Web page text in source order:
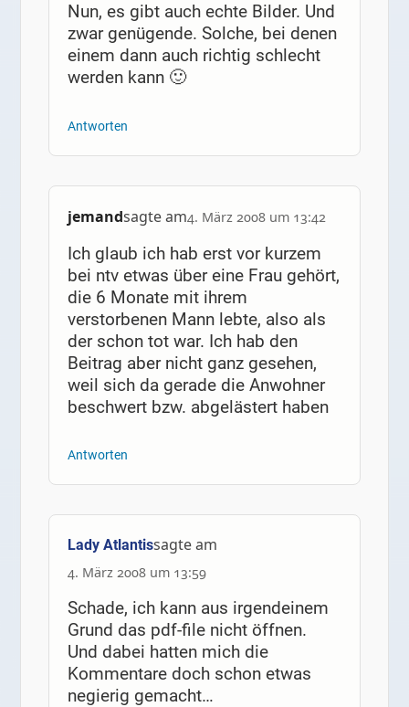
Nun, es gibt auch echte Bilder. Und
zwar genügende. Solche, bei denen
einem dann auch richtig schlecht
werden kann 🙂
Antworten
jemandsagte am4. März 2008 um 13:42
Ich glaub ich hab erst vor kurzem
bei ntv etwas über eine Frau gehört,
die 6 Monate mit ihrem
verstorbenen Mann lebte, also als
der schon tot war. Ich hab den
Beitrag aber nicht ganz gesehen,
weil sich da gerade die Anwohner
beschwert bzw. abgelästert haben
Antworten
Lady Atlantissagte am
4. März 2008 um 13:59
Schade, ich kann aus irgendeinem
Grund das pdf-file nicht öffnen.
Und dabei hatten mich die
Kommentare doch schon etwas
negierig gemacht…